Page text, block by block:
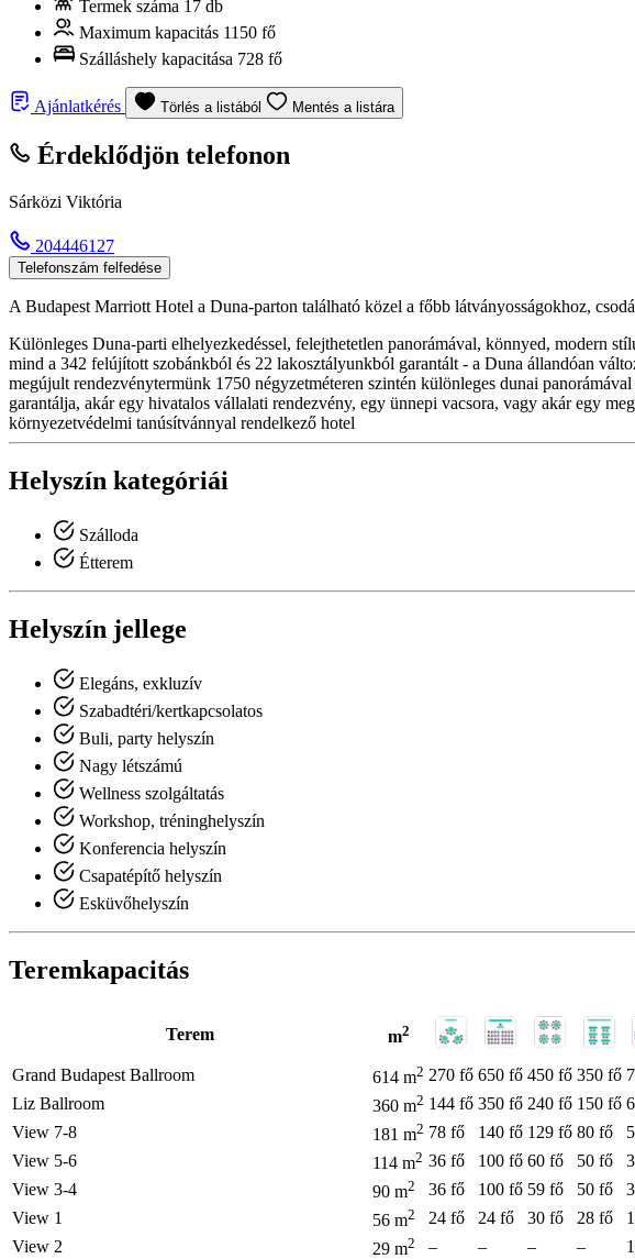
Termek száma 17 db
Maximum kapacitás 1150 fő
Szálláshely kapacitása 728 fő
Ajánlatkérés Törlés a listából Mentés a listára
Érdeklődjön telefonon
Sárközi Viktória
204446127
Telefonszám felfedése
A Budapest Marriott Hotel a Duna-parton található közel a főbb látványosságokhoz,
Különleges Duna-parti elhelyezkedéssel, felejthetetlen panorámával, könnyed, modern
mind a 342 felújított szobánkból és 22 lakosztályunkból garantált - a Duna állandóan
megújult rendezvénytermünk 1750 négyzetméteren szintén különleges dunai
garantálja, akár egy hivatalos vállalati rendezvény, egy ünnepi vacsora, vagy akár egy
környezetvédelmi tanúsítvánnyal rendelkező hotel
Helyszín kategóriái
Szálloda
Étterem
Helyszín jellege
Elegáns, exkluzív
Szabadtéri/kertkapcsolatos
Buli, party helyszín
Nagy létszámú
Wellness szolgáltatás
Workshop, tréninghelyszín
Konferencia helyszín
Csapatépítő helyszín
Esküvőhelyszín
Teremkapacitás
Terem m2
Grand Budapest Ballroom 614 m2 270 fő 650 fő 450 fő 350 fő
Liz Ballroom
360 m2 144 fő 350 fő 240 fő 150 fő
View 7-8
181 m2 78 fő 140 fő 129 fő 80 fő
View 5-6
114 m2 36 fő 100 fő 60 fő 50 fő
View 3-4
90 m2 36 fő 100 fő 59 fő 50 fő
View 1
56 m2 24 fő 24 fő 30 fő 28 fő
View 2
29 m2 – – – –